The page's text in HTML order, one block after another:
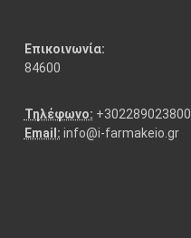
Επικοινωνία:
84600
Τηλέφωνο: +302289023800
Email: info@i-farmakeio.gr